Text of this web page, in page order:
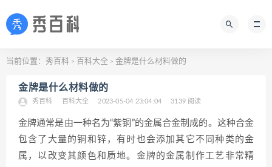
当前位置： 秀百科 > 百科大全 > 金牌是什么材料做的
金牌是什么材料做的
秀百科 百科大全 2023-05-04 23:04:04 3139 阅读
金牌通常是由一种名为“紫铜”的金属合金制成的。这种合金
包含了大量的铜和锌，有时也会添加其它不同种类的金
属，以改变其颜色和质地。金牌的金属制作工艺非常精